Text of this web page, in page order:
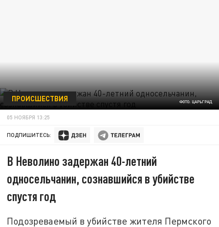
ФОТО: ЦАРЬГРАД
ПРОИСШЕСТВИЯ
05 НОЯБРЯ 13:25
ПОДПИШИТЕСЬ:
В Неволино задержан 40-летний
односельчанин, сознавшийся в убийстве
спустя год
Подозреваемый в убийстве жителя Пермского